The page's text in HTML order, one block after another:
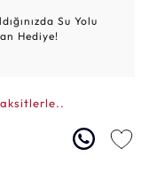
Su Yolu
Hediye!